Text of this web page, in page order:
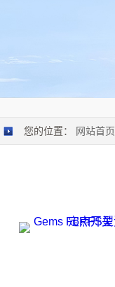
您的位置： 网站首页